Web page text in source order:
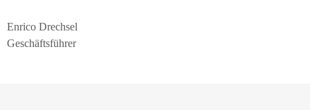
Enrico Drechsel
Geschäftsführer